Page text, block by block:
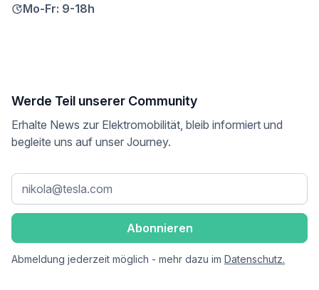
Mo-Fr: 9-18h
Werde Teil unserer Community
Erhalte News zur Elektromobilität, bleib informiert und
begleite uns auf unser Journey.
Abmeldung jederzeit möglich - mehr dazu im Datenschutz.